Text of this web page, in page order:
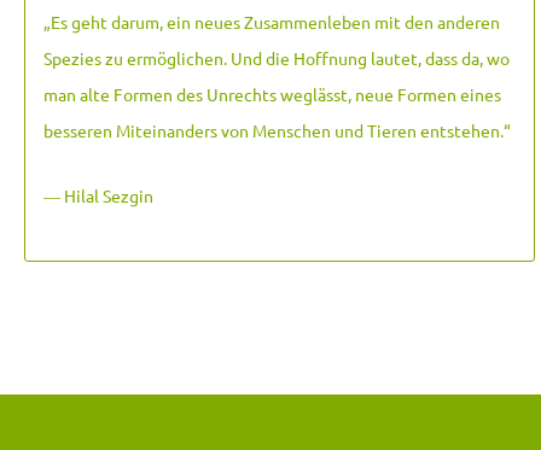
„Es geht darum, ein neues Zusammenleben mit den anderen
Spezies zu ermöglichen. Und die Hoffnung lautet, dass da, wo
man alte Formen des Unrechts weglässt, neue Formen eines
besseren Miteinanders von Menschen und Tieren entstehen.“
― Hilal Sezgin